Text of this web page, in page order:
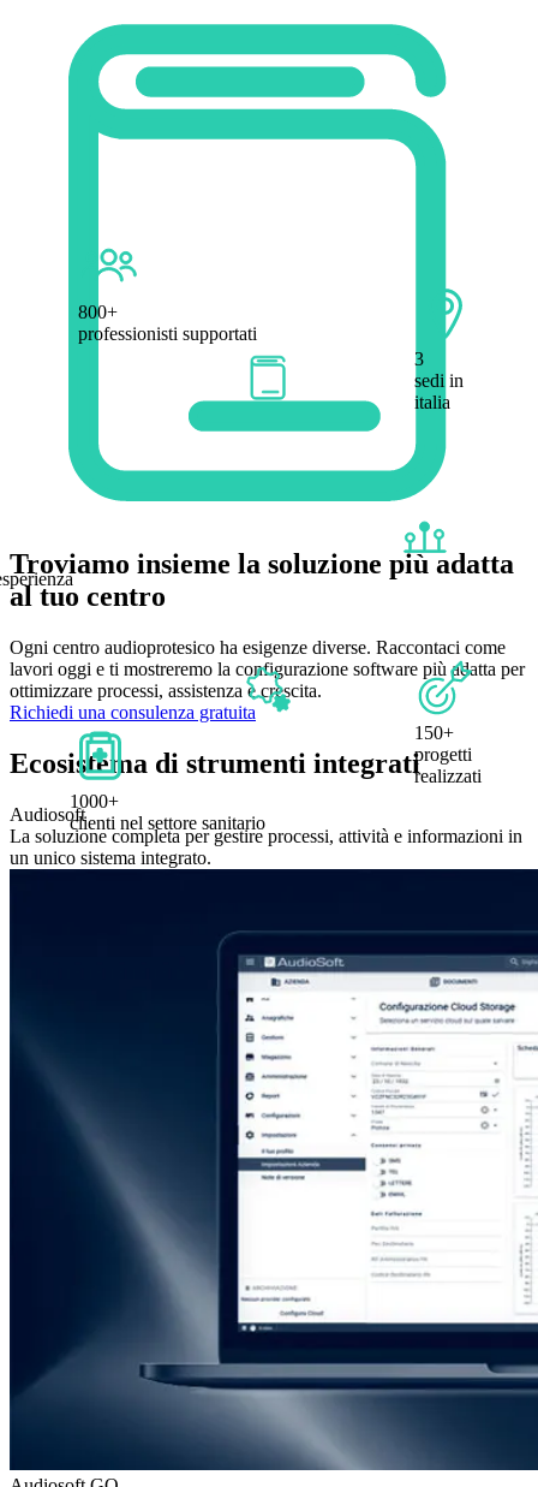
150+
progetti
realizzati
1000+
clienti nel settore sanitario
800+
professionisti supportati
3
sedi in
italia
Troviamo insieme la soluzione più adatta
al tuo centro
Ogni centro audioprotesico ha esigenze diverse. Raccontaci come
lavori oggi e ti mostreremo la configurazione software più adatta per
ottimizzare processi, assistenza e crescita.
Richiedi una consulenza gratuita
Ecosistema di strumenti integrati
Audiosoft
La soluzione completa per gestire processi, attività e informazioni in
un unico sistema integrato.